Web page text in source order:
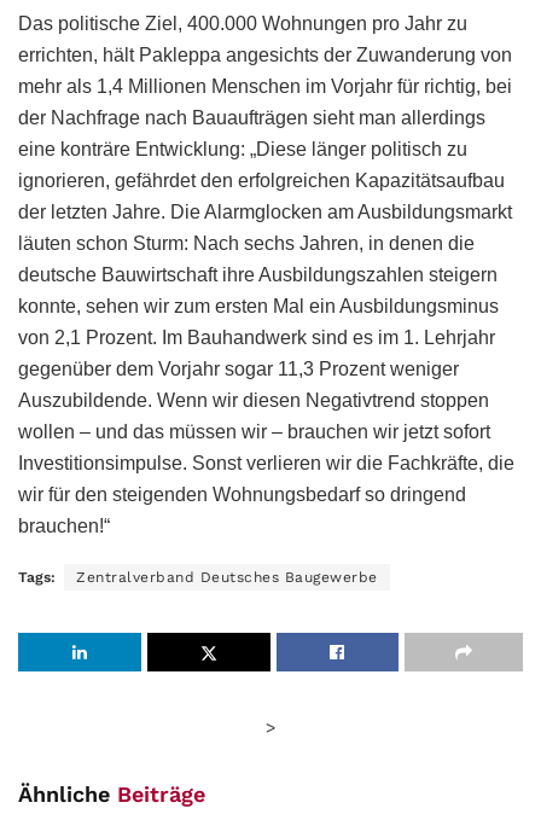
Das politische Ziel, 400.000 Wohnungen pro Jahr zu
errichten, hält Pakleppa angesichts der Zuwanderung von
mehr als 1,4 Millionen Menschen im Vorjahr für richtig, bei
der Nachfrage nach Bauaufträgen sieht man allerdings
eine konträre Entwicklung: „Diese länger politisch zu
ignorieren, gefährdet den erfolgreichen Kapazitätsaufbau
der letzten Jahre. Die Alarmglocken am Ausbildungsmarkt
läuten schon Sturm: Nach sechs Jahren, in denen die
deutsche Bauwirtschaft ihre Ausbildungszahlen steigern
konnte, sehen wir zum ersten Mal ein Ausbildungsminus
von 2,1 Prozent. Im Bauhandwerk sind es im 1. Lehrjahr
gegenüber dem Vorjahr sogar 11,3 Prozent weniger
Auszubildende. Wenn wir diesen Negativtrend stoppen
wollen – und das müssen wir – brauchen wir jetzt sofort
Investitionsimpulse. Sonst verlieren wir die Fachkräfte, die
wir für den steigenden Wohnungsbedarf so dringend
brauchen!“
Tags: Zentralverband Deutsches Baugewerbe
>
Ähnliche Beiträge